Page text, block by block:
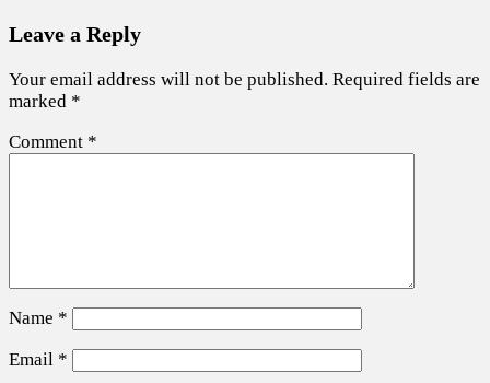
Leave a Reply
Your email address will not be published. Required fields are
marked *
Comment *
Name *
Email *